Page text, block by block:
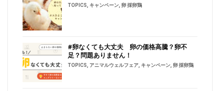
TOPICS, キャンペーン, 卵 採卵鶏
#卵なくても大丈夫 卵の価格高騰？卵不
足？問題ありません！
TOPICS, アニマルウェルフェア, キャンペーン, 卵 採卵鶏